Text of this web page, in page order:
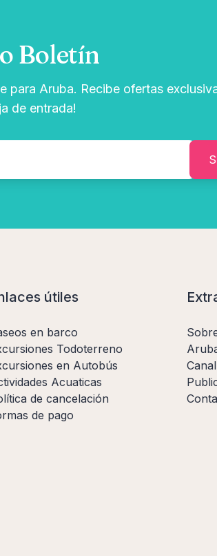
Boletín
Aruba. Recibe ofertas
de entrada!
útiles
en barco
Todoterreno
en Autobús
Acuaticas
de cancelación
de pago